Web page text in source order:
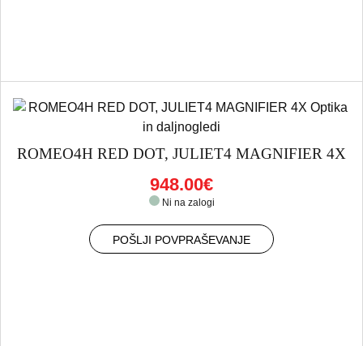
ROMEO4H RED DOT, JULIET4 MAGNIFIER 4X
948.00€
Ni na zalogi
POŠLJI POVPRAŠEVANJE